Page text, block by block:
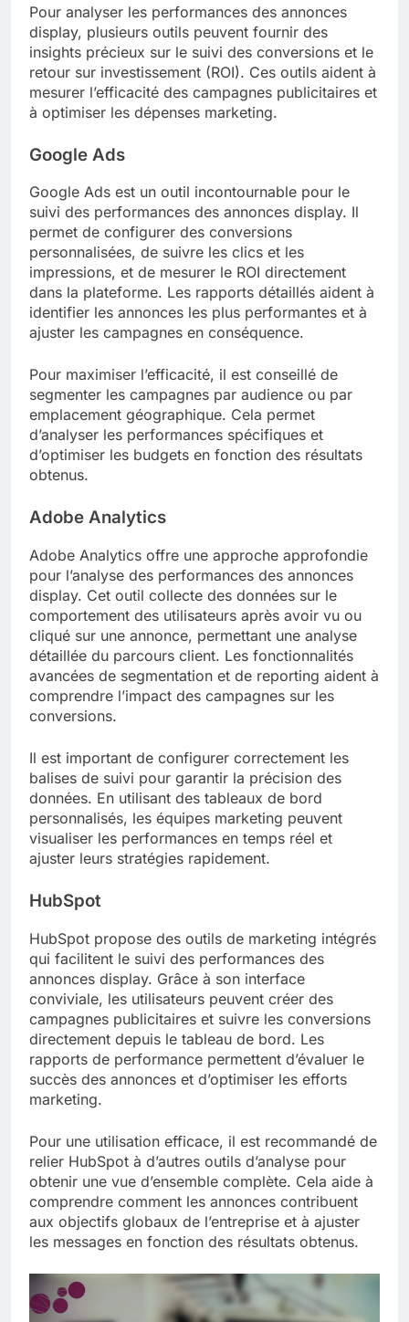
Pour analyser les performances des annonces
display, plusieurs outils peuvent fournir des
insights précieux sur le suivi des conversions et le
retour sur investissement (ROI). Ces outils aident à
mesurer l’efficacité des campagnes publicitaires et
à optimiser les dépenses marketing.
Google Ads
Google Ads est un outil incontournable pour le
suivi des performances des annonces display. Il
permet de configurer des conversions
personnalisées, de suivre les clics et les
impressions, et de mesurer le ROI directement
dans la plateforme. Les rapports détaillés aident à
identifier les annonces les plus performantes et à
ajuster les campagnes en conséquence.
Pour maximiser l’efficacité, il est conseillé de
segmenter les campagnes par audience ou par
emplacement géographique. Cela permet
d’analyser les performances spécifiques et
d’optimiser les budgets en fonction des résultats
obtenus.
Adobe Analytics
Adobe Analytics offre une approche approfondie
pour l’analyse des performances des annonces
display. Cet outil collecte des données sur le
comportement des utilisateurs après avoir vu ou
cliqué sur une annonce, permettant une analyse
détaillée du parcours client. Les fonctionnalités
avancées de segmentation et de reporting aident à
comprendre l’impact des campagnes sur les
conversions.
Il est important de configurer correctement les
balises de suivi pour garantir la précision des
données. En utilisant des tableaux de bord
personnalisés, les équipes marketing peuvent
visualiser les performances en temps réel et
ajuster leurs stratégies rapidement.
HubSpot
HubSpot propose des outils de marketing intégrés
qui facilitent le suivi des performances des
annonces display. Grâce à son interface
conviviale, les utilisateurs peuvent créer des
campagnes publicitaires et suivre les conversions
directement depuis le tableau de bord. Les
rapports de performance permettent d’évaluer le
succès des annonces et d’optimiser les efforts
marketing.
Pour une utilisation efficace, il est recommandé de
relier HubSpot à d’autres outils d’analyse pour
obtenir une vue d’ensemble complète. Cela aide à
comprendre comment les annonces contribuent
aux objectifs globaux de l’entreprise et à ajuster
les messages en fonction des résultats obtenus.